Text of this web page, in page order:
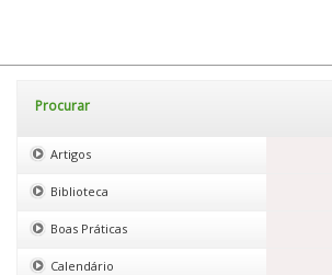
Procurar
Artigos
Biblioteca
Boas Práticas
Calendário